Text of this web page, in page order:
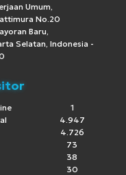
Umum,
No.20
Baru,
Selatan, Indonesia -
1
4.947
4.726
73
38
30